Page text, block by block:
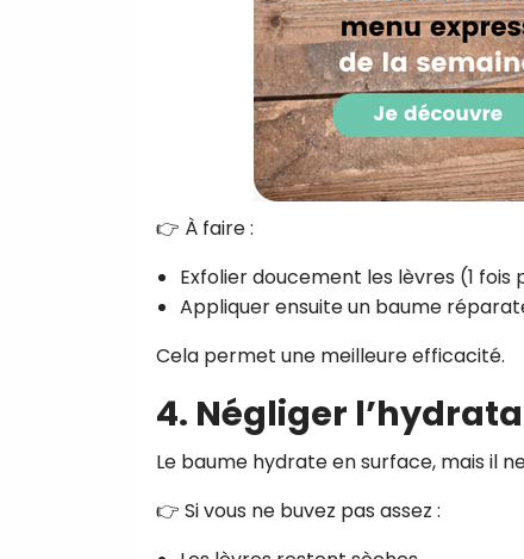
👉 À faire :
Exfolier doucement les lèvres (1 fois
Appliquer ensuite un baume
Cela permet une meilleure efficacité.
4. Négliger
Le baume hydrate en surface, mais il
👉 Si vous ne buvez pas assez :